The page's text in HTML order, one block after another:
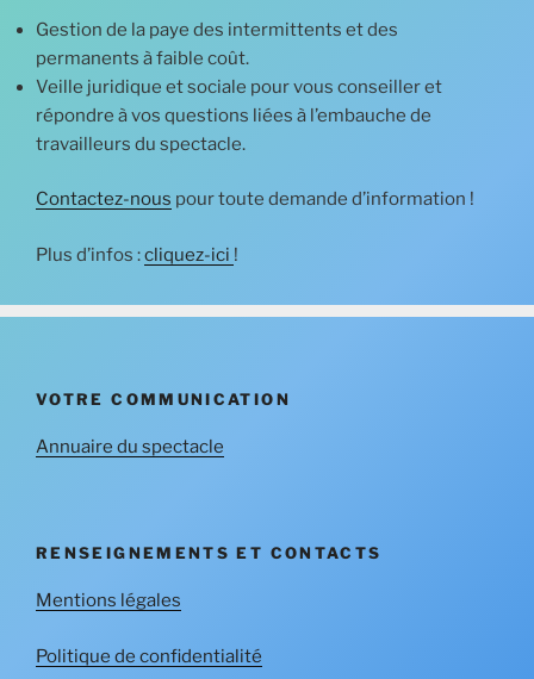
Gestion de la paye des intermittents et des
permanents à faible coût.
Veille juridique et sociale pour vous conseiller et
répondre à vos questions liées à l’embauche de
travailleurs du spectacle.
Contactez-nous pour toute demande d’information !
Plus d’infos :cliquez-ici !
VOTRE COMMUNICATION
Annuaire du spectacle
RENSEIGNEMENTS ET CONTACTS
Mentions légales
Politique de confidentialité